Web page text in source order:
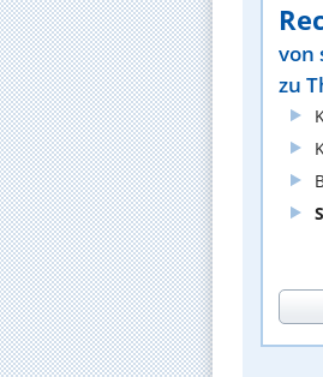
von
zu